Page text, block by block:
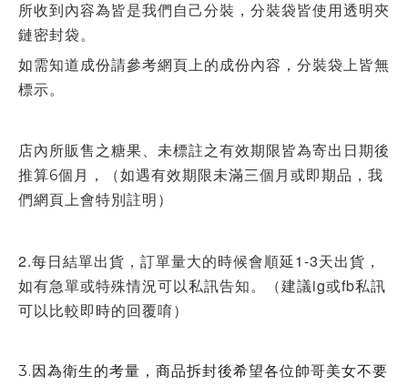
所收到內容為皆是我們自己分裝，分裝袋皆使用透明夾
鏈密封袋。
如需知道成份請參考網頁上的成份內容，分裝袋上皆無
標示。
店內所販售之糖果、未標註之有效期限皆為寄出日期後
推算6個月，（如遇有效期限未滿三個月或即期品，我
們網頁上會特別註明）
2.每日結單出貨，訂單量大的時候會順延1-3天出貨，
如有急單或特殊情況可以私訊告知。（建議ig或fb私訊
可以比較即時的回覆唷）
3.因為衛生的考量，商品拆封後希望各位帥哥美女不要